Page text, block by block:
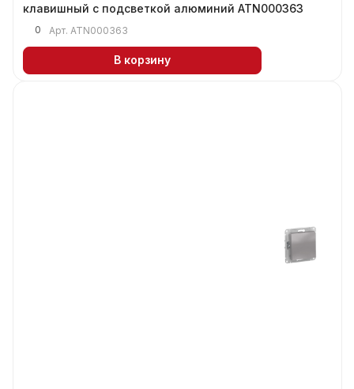
клавишный с подсветкой алюминий ATN000363
0 Арт. ATN000363
В корзину